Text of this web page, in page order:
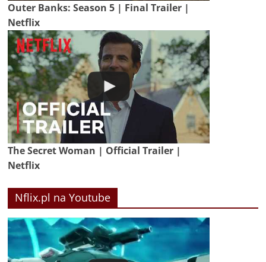
Outer Banks: Season 5 | Final Trailer |
Netflix
The Secret Woman | Official Trailer |
Netflix
Nflix.pl na Youtube